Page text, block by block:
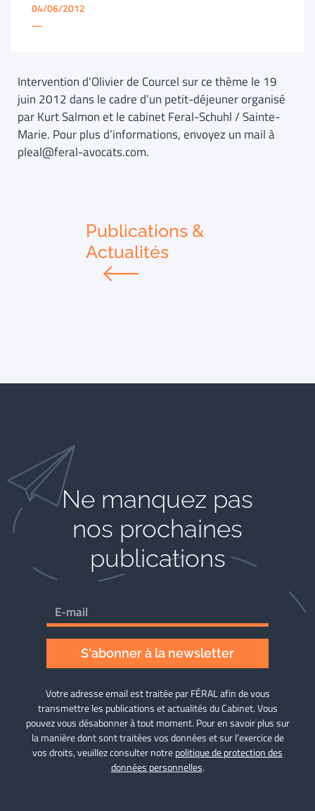
04/06/2012
—
Intervention d’Olivier de Courcel sur ce thème le 19
juin 2012 dans le cadre d’un petit-déjeuner organisé
par Kurt Salmon et le cabinet Feral-Schuhl / Sainte-
Marie. Pour plus d’informations, envoyez un mail à
pleal@feral-avocats.com.
Publications &
Actualités
Ne manquez pas
nos prochaines
publications
S'abonner à la newsletter
Votre adresse email est traitée par FÉRAL afin de vous
transmettre les publications et actualités du Cabinet. Vous
pouvez vous désabonner à tout moment. Pour en savoir plus sur
la manière dont sont traitées vos données et sur l’exercice de
vos droits, veuillez consulter notrepolitique de protection des
données personnelles.